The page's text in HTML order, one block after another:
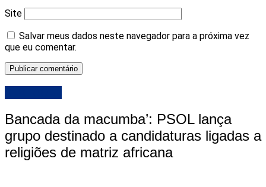
Site
Salvar meus dados neste navegador para a próxima vez
que eu comentar.
Bancada da macumba’: PSOL lança
grupo destinado a candidaturas ligadas a
religiões de matriz africana